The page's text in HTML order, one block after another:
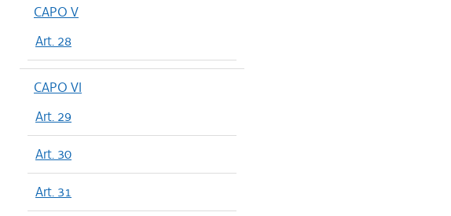
CAPO V
Art. 28
CAPO VI
Art. 29
Art. 30
Art. 31